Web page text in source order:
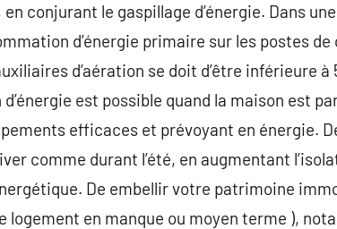
conjurant le gaspillage d’énergie. Dans
d’énergie primaire sur les postes
d’aération se doit d’être inférieure à
est possible quand la maison est
efficaces et prévoyant en énergie.
comme durant l’été, en augmentant
De embellir votre patrimoine
logement en manque ou moyen terme ),